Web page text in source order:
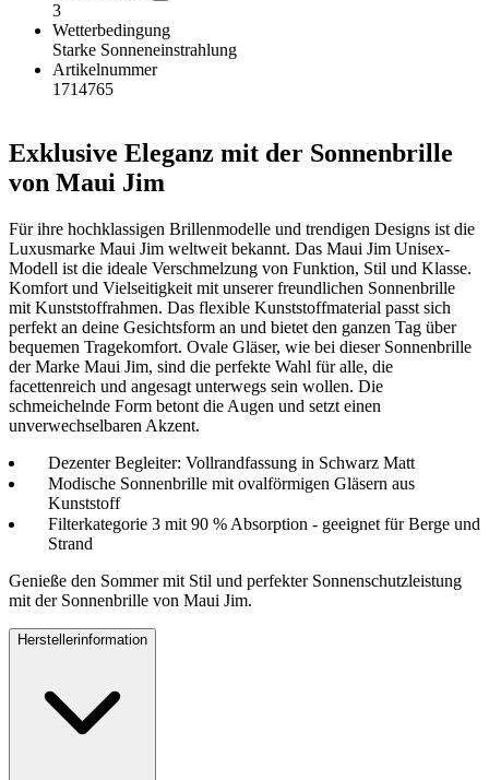
3
Wetterbedingung
Starke Sonneneinstrahlung
Artikelnummer
1714765
Exklusive Eleganz mit der Sonnenbrille
von Maui Jim
Für ihre hochklassigen Brillenmodelle und trendigen Designs ist die
Luxusmarke Maui Jim weltweit bekannt. Das Maui Jim Unisex-
Modell ist die ideale Verschmelzung von Funktion, Stil und Klasse.
Komfort und Vielseitigkeit mit unserer freundlichen Sonnenbrille
mit Kunststoffrahmen. Das flexible Kunststoffmaterial passt sich
perfekt an deine Gesichtsform an und bietet den ganzen Tag über
bequemen Tragekomfort. Ovale Gläser, wie bei dieser Sonnenbrille
der Marke Maui Jim, sind die perfekte Wahl für alle, die
facettenreich und angesagt unterwegs sein wollen. Die
schmeichelnde Form betont die Augen und setzt einen
unverwechselbaren Akzent.
Dezenter Begleiter: Vollrandfassung in Schwarz Matt
Modische Sonnenbrille mit ovalförmigen Gläsern aus
Kunststoff
Filterkategorie 3 mit 90 % Absorption - geeignet für Berge und
Strand
Genieße den Sommer mit Stil und perfekter Sonnenschutzleistung
mit der Sonnenbrille von Maui Jim.
Herstellerinformation